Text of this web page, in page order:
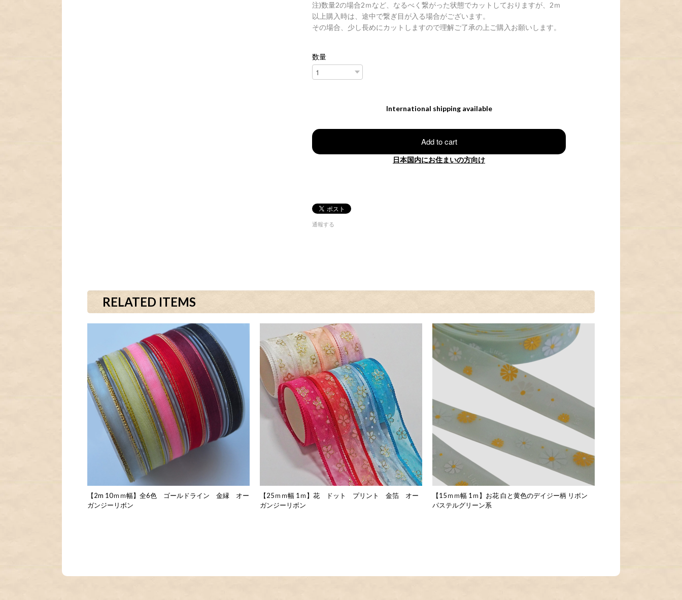
注)数量2の場合2ｍなど、なるべく繋がった状態でカットしておりますが、2ｍ
以上購入時は、途中で繋ぎ目が入る場合がございます。
その場合、少し長めにカットしますので理解ご了承の上ご購入お願いします。
数量
International shipping available
Add to cart
日本国内にお住まいの方向け
通報する
RELATED ITEMS
【2m 10ｍｍ幅】全6色 ゴールドライン 金縁 オー
ガンジーリボン
【25ｍｍ幅 1ｍ】花 ドット プリント 金箔 オー
ガンジーリボン
【15ｍｍ幅 1ｍ】お花 白と黄色のデイジー柄 リボン
パステルグリーン系